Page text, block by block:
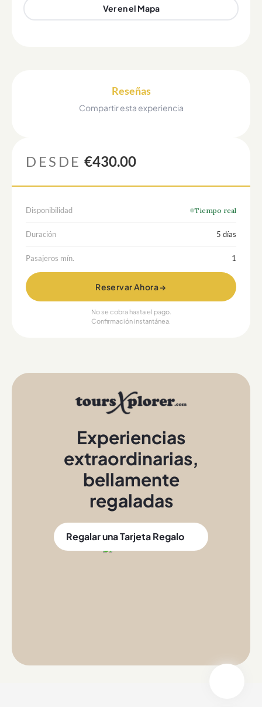
Ver en el Mapa
Reseñas
Compartir esta experiencia
DESDE €430.00
Disponibilidad Tiempo real
Duración 5 días
Pasajeros mín. 1
Reservar Ahora →
No se cobra hasta el pago.
Confirmación instantánea.
Experiencias
extraordinarias,
bellamente
regaladas
Regalar una Tarjeta Regalo